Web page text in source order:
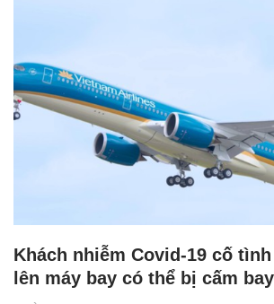
Khách nhiễm Covid-19 cố
lên máy bay có thể bị cấm